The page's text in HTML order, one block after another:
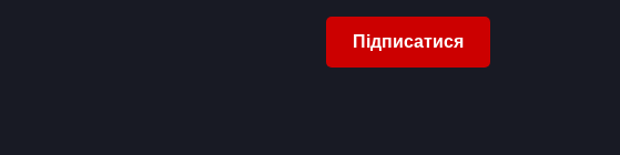
Підписатися